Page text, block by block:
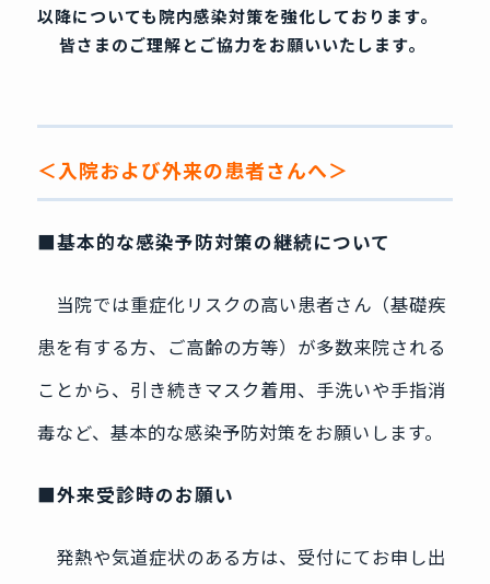
以降についても院内感染対策を強化しております。
皆さまのご理解とご協力をお願いいたします。
＜入院および外来の患者さんへ＞
■基本的な感染予防対策の継続について
当院では重症化リスクの高い患者さん（基礎疾
患を有する方、ご高齢の方等）が多数来院される
ことから、引き続きマスク着用、手洗いや手指消
毒など、基本的な感染予防対策をお願いします。
■外来受診時のお願い
発熱や気道症状のある方は、受付にてお申し出